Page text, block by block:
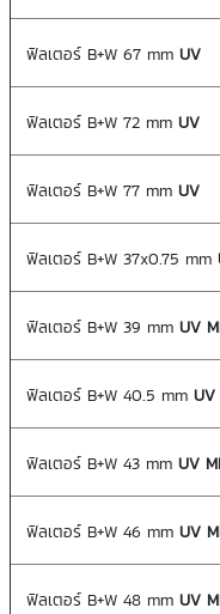
ฟิลเตอร์ B+W 67 mm UV
ฟิลเตอร์ B+W 72 mm UV
ฟิลเตอร์ B+W 77 mm UV
ฟิลเตอร์ B+W 37x0.75 mm
ฟิลเตอร์ B+W 39 mm UV
ฟิลเตอร์ B+W 40.5 mm UV
ฟิลเตอร์ B+W 43 mm UV
ฟิลเตอร์ B+W 46 mm UV
ฟิลเตอร์ B+W 48 mm UV